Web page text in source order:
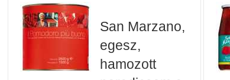
San Marzano,
egesz,
hamozott